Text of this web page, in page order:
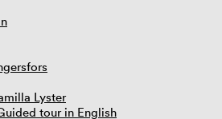
Lyster
tour in English